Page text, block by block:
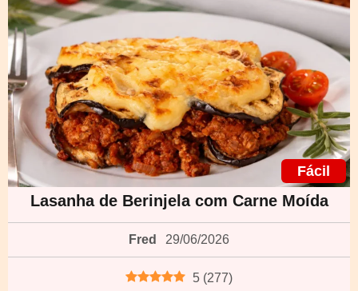
Fácil
Lasanha de Berinjela com Carne Moída
Fred 29/06/2026
5 (277)